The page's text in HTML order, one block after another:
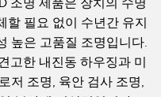
조명 제품은 장치의 수명
필요 없이 수년간 유지
높은 고품질 조명입니다.
고한 내진동 하우징과 미
저 조명, 육안 검사 조명,